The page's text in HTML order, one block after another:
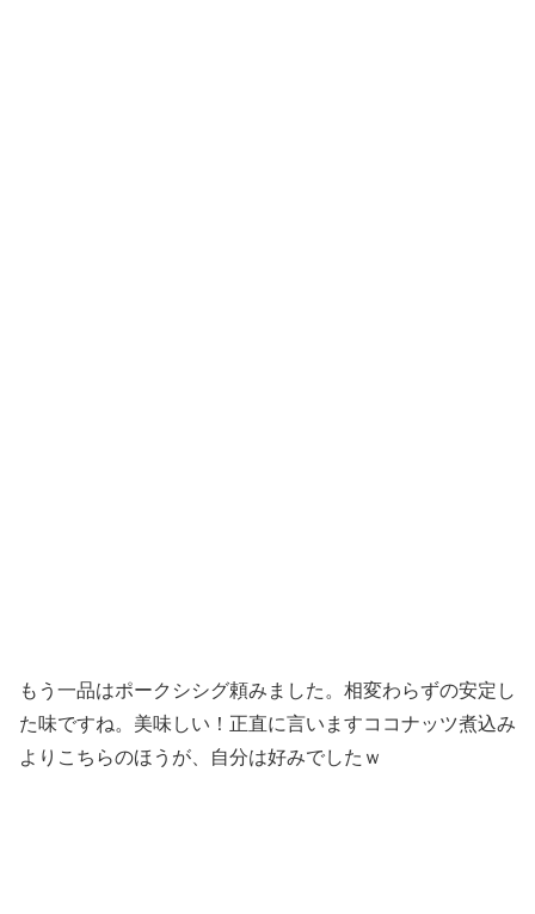
もう一品はポークシシグ頼みました。相変わらずの安定し
た味ですね。美味しい！正直に言いますココナッツ煮込み
よりこちらのほうが、自分は好みでしたｗ